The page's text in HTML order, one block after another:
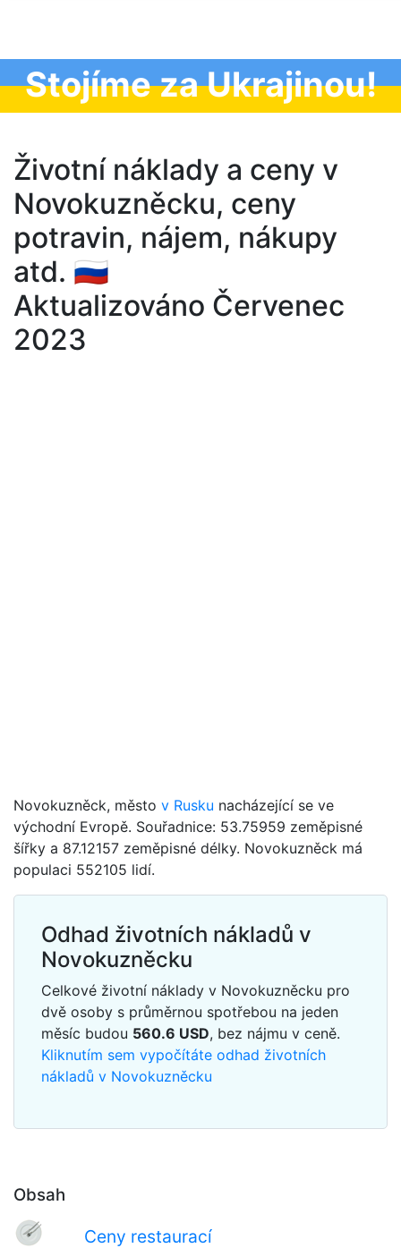
Stojíme za Ukrajinou!
Životní náklady a ceny v
Novokuzněcku, ceny
potravin, nájem, nákupy
atd. 🇷🇺
Aktualizováno Červenec
2023
Obsah
Ceny restaurací
Novokuzněck, město v Rusku nacházející se ve
východní Evropě. Souřadnice: 53.75959 zeměpisné
šířky a 87.12157 zeměpisné délky. Novokuzněck má
populaci 552105 lidí.
Odhad životních nákladů v
Novokuzněcku
Celkové životní náklady v Novokuzněcku pro
dvě osoby s průměrnou spotřebou na jeden
měsíc budou 560.6 USD, bez nájmu v ceně.
Kliknutím sem vypočítáte odhad životních
nákladů v Novokuzněcku